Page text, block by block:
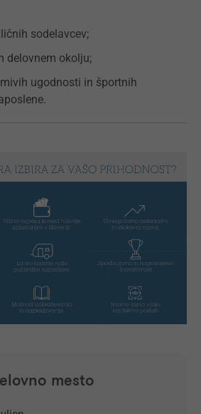
sodelavcev;
delovnem okolju;
ugodnosti in športnih
mesto